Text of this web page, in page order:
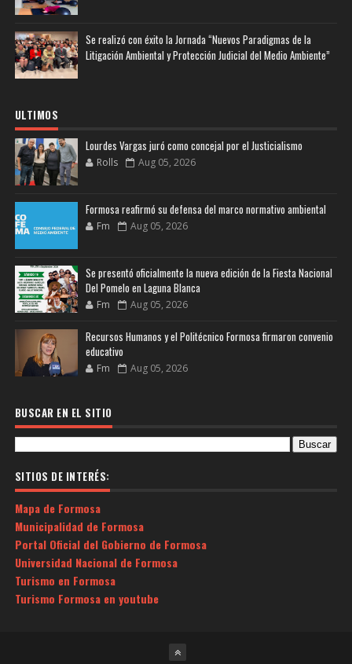
Se realizó con éxito la Jornada “Nuevos Paradigmas de la
Litigación Ambiental y Protección Judicial del Medio Ambiente”
ULTIMOS
Lourdes Vargas juró como concejal por el Justicialismo
Rolls Aug 05, 2026
Formosa reafirmó su defensa del marco normativo ambiental
Fm Aug 05, 2026
Se presentó oficialmente la nueva edición de la Fiesta Nacional
Del Pomelo en Laguna Blanca
Fm Aug 05, 2026
Recursos Humanos y el Politécnico Formosa firmaron convenio
educativo
Fm Aug 05, 2026
BUSCAR EN EL SITIO
SITIOS DE INTERÉS:
Mapa de Formosa
Municipalidad de Formosa
Portal Oficial del Gobierno de Formosa
Universidad Nacional de Formosa
Turismo en Formosa
Turismo Formosa en youtube